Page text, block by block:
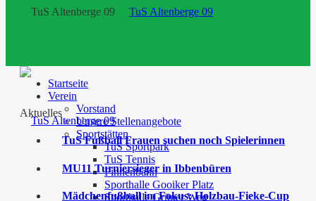
Startseite
Verein
Vorstand
Unsere Stellenangebote
Sportstätten
TuS Sportpark
TuS Tennis
Finnenbahn
Sporthalle Gooiker Platz
Sporthalle Grüner Weg
Aktuelles
TuS Fußball Frauen suchen noch Spielerinnen
MU11 Turniersieger in Ibbenbüren
Mädchenfußball im Fokus: Holzbau-Fieke-Cup